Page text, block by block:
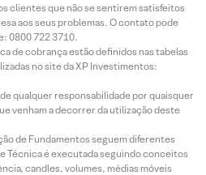
clientes que não se sentirem satisfeitos
aos seus problemas. O contato pode
0800 722 3710.
de cobrança estão definidos nas tabelas
no site da XP Investimentos:
qualquer responsabilidade por quaisquer
venham a decorrer da utilização deste
de Fundamentos seguem diferentes
Técnica é executada seguindo conceitos
candles, volumes, médias móveis